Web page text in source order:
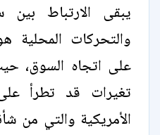
يبقى الارتباط بين
والتحركات المحلية
على اتجاه السوق،
تغيرات قد تطرأ على
الأمريكية والتي من